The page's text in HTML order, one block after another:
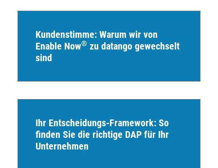
Kundenstimme: Warum wir von
Enable Now® zu datango gewechselt
sind
Ihr Entscheidungs-Framework: So
finden Sie die richtige DAP für Ihr
Unternehmen